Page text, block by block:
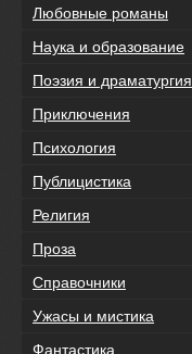
Любовные романы
Наука и образование
Поэзия и драматургия
Приключения
Психология
Публицистика
Религия
Проза
Справочники
Ужасы и мистика
Фантастика